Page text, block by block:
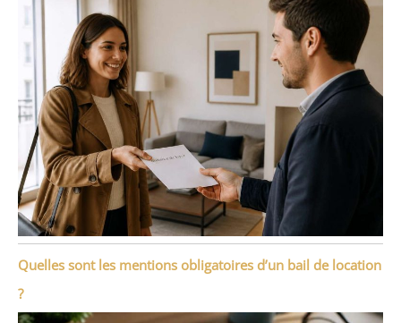
Quelles sont les mentions obligatoires d’un bail de location
?